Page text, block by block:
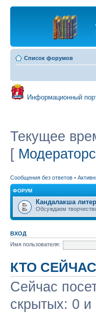
Список форумов
Информационный
Текущее
[
Сообщения без ответов •
ФОРУМ
Кандалакша
Обсуждаем
ВХОД
Имя пользователя:
КТО
Сейчас
скрытых: 0 и